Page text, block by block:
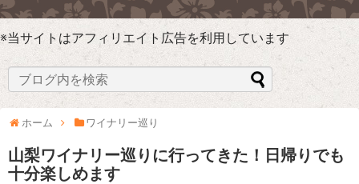
※当サイトはアフィリエイト広告を利用しています
ホーム ワイナリー巡り
山梨ワイナリー巡りに行ってきた！日帰りでも
十分楽しめます